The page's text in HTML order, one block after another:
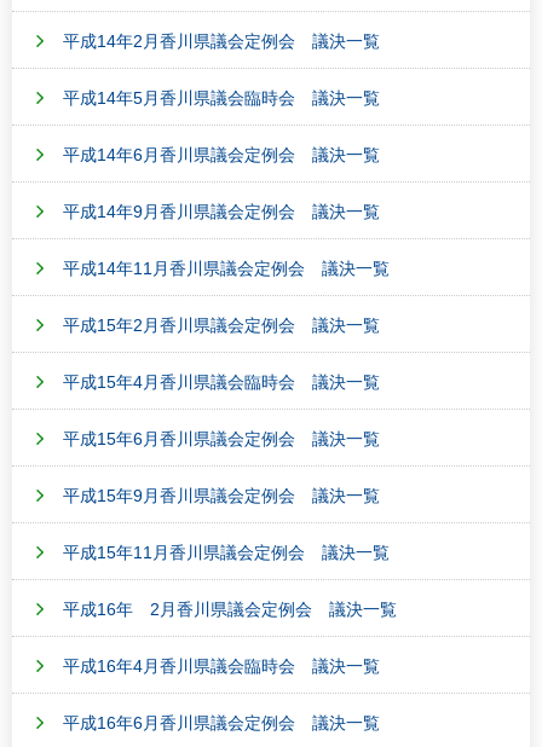
平成14年2月香川県議会定例会 議決一覧
平成14年5月香川県議会臨時会 議決一覧
平成14年6月香川県議会定例会 議決一覧
平成14年9月香川県議会定例会 議決一覧
平成14年11月香川県議会定例会 議決一覧
平成15年2月香川県議会定例会 議決一覧
平成15年4月香川県議会臨時会 議決一覧
平成15年6月香川県議会定例会 議決一覧
平成15年9月香川県議会定例会 議決一覧
平成15年11月香川県議会定例会 議決一覧
平成16年 2月香川県議会定例会 議決一覧
平成16年4月香川県議会臨時会 議決一覧
平成16年6月香川県議会定例会 議決一覧